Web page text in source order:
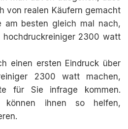
von realen Käufern gemacht
am besten gleich mal nach,
hochdruckreiniger 2300 watt
einen ersten Eindruck über
2300 watt machen,
für Sie infrage kommen.
können ihnen so helfen,